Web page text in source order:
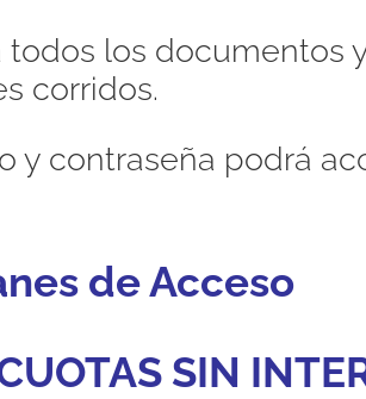
los documentos
corridos.
y contraseña podrá
de Acceso
SIN